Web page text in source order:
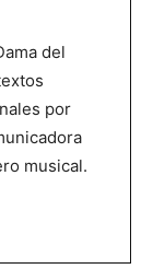
del
por
musical.